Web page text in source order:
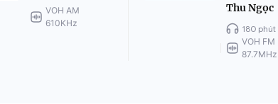
VOH AM
610KHz
Thu Ngọc
180 phút
VOH FM
87.7MHz